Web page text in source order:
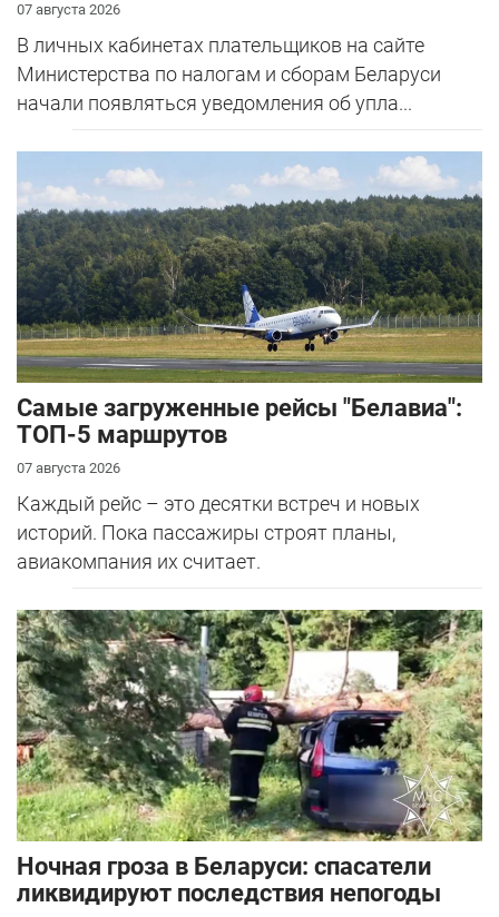
07 августа 2026
В личных кабинетах плательщиков на сайте
Министерства по налогам и сборам Беларуси
начали появляться уведомления об упла...
Самые загруженные рейсы "Белавиа":
ТОП-5 маршрутов
07 августа 2026
Каждый рейс – это десятки встреч и новых
историй. Пока пассажиры строят планы,
авиакомпания их считает.
Ночная гроза в Беларуси: спасатели
ликвидируют последствия непогоды